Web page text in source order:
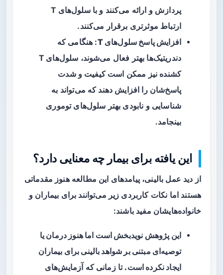
پردازش و ارائه می‌کنند و با سلول‌های T
ارتباط موثرتری برقرار می‌کنند.
افزایش پاسخ سلول‌های T
: هنگامی که
دندریتیک‌ها بهتر فعال می‌شوند، سلول‌های T
کشنده نیز ممکن است کیفیت و شدت
پاسخ‌شان را افزایش دهند که می‌تواند به
شناسایی و نابودی بهتر سلول‌های توموری
بینجامد.
این یافته برای بیمار چه معنایی دارد؟
از دید عمل بالینی، پیامدهای این مطالعه هنوز مقدماتی
هستند اما نکات کاربردی زیر می‌توانند برای بیماران و
خانواده‌هایشان مفید باشند:
این پژوهش نویدبخش است اما هنوز درمان یا
توصیه‌ای مبتنی بر شواهد بالینی برای بیماران
ایجاد نکرده است. تا زمانی که آزمایش‌های